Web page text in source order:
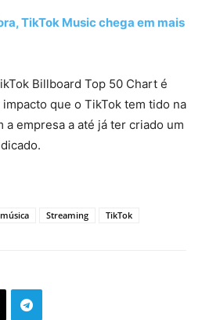
TikTok Music chega em mais
Billboard Top 50 Chart é
que o TikTok tem tido na
a empresa a até já ter criado um
música Streaming TikTok